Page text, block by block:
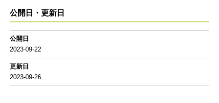
公開日・更新日
公開日
2023-09-22
更新日
2023-09-26